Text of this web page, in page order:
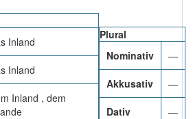
-inland
-inland aber mit einem anderen
Inland
Inland
Inland , dem
Plural
Nominativ
—
Akkusativ —
Dativ —